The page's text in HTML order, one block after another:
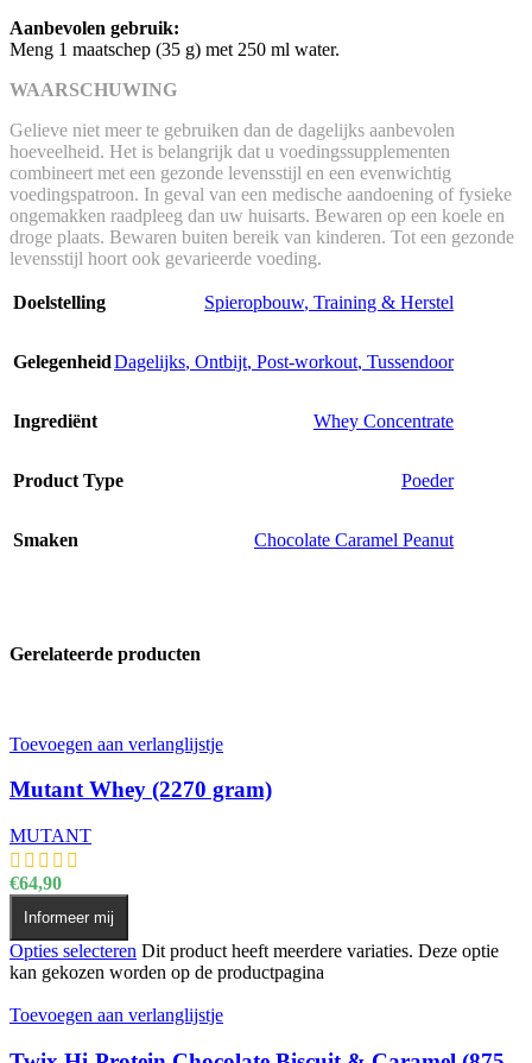
Aanbevolen gebruik:
Meng 1 maatschep (35 g) met 250 ml water.
WAARSCHUWING
Gelieve niet meer te gebruiken dan de dagelijks aanbevolen
hoeveelheid. Het is belangrijk dat u voedingssupplementen
combineert met een gezonde levensstijl en een evenwichtig
voedingspatroon. In geval van een medische aandoening of fysieke
ongemakken raadpleeg dan uw huisarts. Bewaren op een koele en
droge plaats. Bewaren buiten bereik van kinderen. Tot een gezonde
levensstijl hoort ook gevarieerde voeding.
Doelstelling Spieropbouw, Training & Herstel
GelegenheidDagelijks, Ontbijt, Post-workout, Tussendoor
Ingrediënt Whey Concentrate
Product Type Poeder
Smaken Chocolate Caramel Peanut
Gerelateerde producten
Toevoegen aan verlanglijstje
Mutant Whey (2270 gram)
MUTANT
€64,90
Informeer mij
Opties selecteren Dit product heeft meerdere variaties. Deze optie
kan gekozen worden op de productpagina
Toevoegen aan verlanglijstje